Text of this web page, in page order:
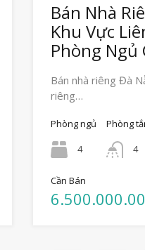
Bán Nhà
Khu Vực
Phòng Ngủ
Bán nhà riêng Đà
riêng…
Phòng ngủ
4
Phòng
4
Cần Bán